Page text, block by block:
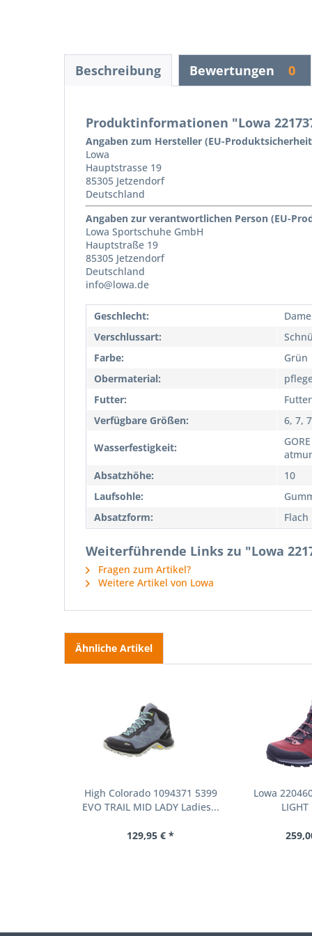
Beschreibung Bewertungen 0
Produktinformationen "Lowa
Angaben zum Hersteller (EU-
Lowa
Hauptstrasse 19
85305 Jetzendorf
Deutschland
Angaben zur verantwortlichen Person (EU-
Lowa Sportschuhe GmbH
Hauptstraße 19
85305 Jetzendorf
Deutschland
info@lowa.de
Geschlecht:
Verschlussart:
Farbe:
Grün
Obermaterial:
Futter:
Verfügbare Größen:
6, 7,
Wasserfestigkeit:
Absatzhöhe:
10
Laufsohle:
Absatzform:
Flach
Weiterführende Links zu "Lowa
Fragen zum Artikel?
Weitere Artikel von Lowa
Ähnliche Artikel
High Colorado 1094371 5399
EVO TRAIL MID LADY Ladies...
129,95 € *
Lowa